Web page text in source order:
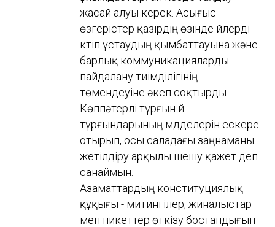
жасай алуы керек. Асығыс
өзгерістер қазірдің өзінде үйлерді
күтіп ұстаудың қымбаттауына және
барлық коммуникацияларды
пайдалану тиімділігінің
төмендеуіне әкеп соқтырды.
Көппәтерлі тұрғын үй
тұрғындарының мүдделерін ескере
отырып, осы саладағы заңнаманы
жетілдіру арқылы шешу қажет деп
санаймын.
Азаматтардың конституциялық
құқығы - митингілер, жиналыстар
мен пикеттер өткізу бостандығын